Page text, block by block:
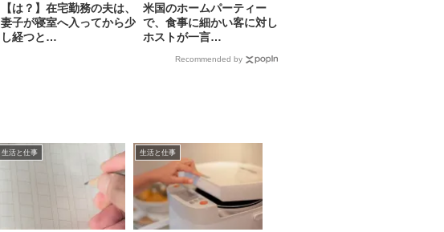
【は？】在宅勤務の夫は、
妻子が寝室へ入ってから少
し経つと…
米国のホームパーティー
で、食事に細かい客に対し
ホストが一言…
Recommended by
生活と仕事 生活と仕事